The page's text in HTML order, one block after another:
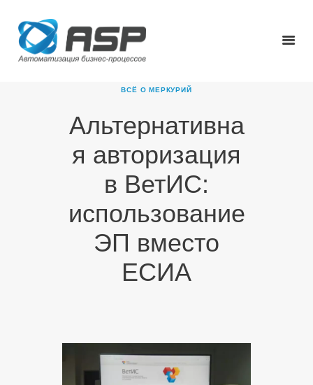
ВСЁ О МЕРКУРИЙ
Альтернативна
я авторизация
в ВетИС:
использование
ЭП вместо
ЕСИА
ГЛАВНАЯ
О КОМПАНИИ
ПРОДУКТЫ
НОВОСТИ
КАРЬЕРА
ПАРТНЕРЫ
КОНТАКТЫ